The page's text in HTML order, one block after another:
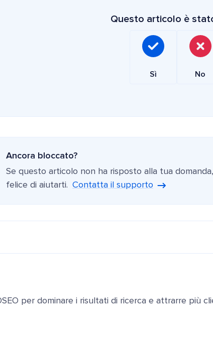
Questo articolo è
Sì No
Ancora bloccato?
Se questo articolo non ha risposto alla tua
felice di aiutarti. Contatta il supporto
per dominare i risultati di ricerca e attrarre più